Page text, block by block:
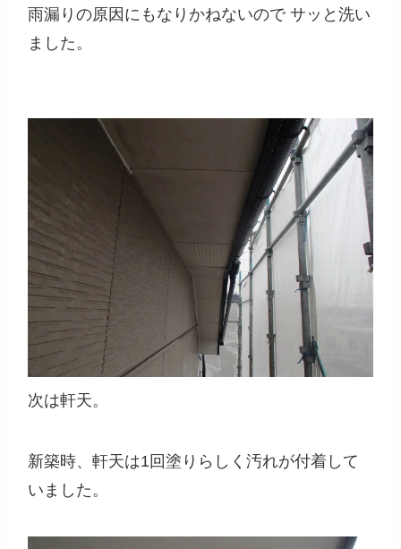
雨漏りの原因にもなりかねないので サッと洗い
ました。
次は軒天。
新築時、軒天は1回塗りらしく汚れが付着して
いました。